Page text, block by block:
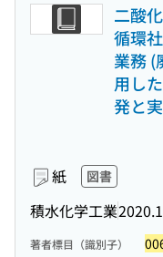
二酸
循環
業務 (
用し
発と
紙 図書
積水化学工業2020.1
著者標目（識別子）